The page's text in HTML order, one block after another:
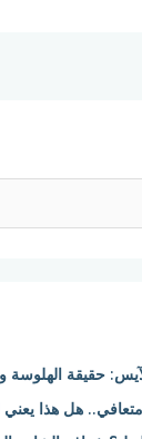
حقيقة الهلوسة
هل هذا يعني